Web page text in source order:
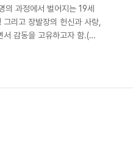
과정에서 벌어지는 19세
리고 장발장의 헌신과 사랑,
감동을 고유하고자 함.(이
둠에서 구했으니, 자네 영혼
아..